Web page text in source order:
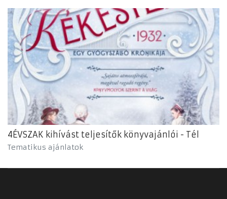
4ÉVSZAK kihívást teljesítők könyvajánlói - Tél
Tematikus ajánlatok